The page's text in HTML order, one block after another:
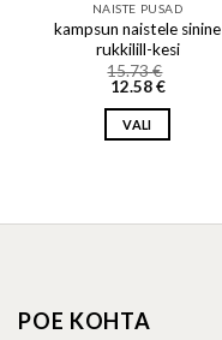
NAISTE PUSAD
kampsun naistele sinine
rukkilill-kesi
15.73€
12.58€
VALI
multiple
may
POE KOHTA